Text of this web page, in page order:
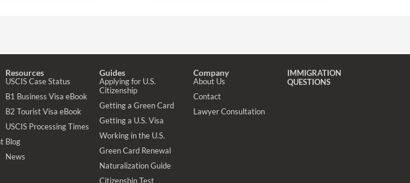
Resources
USCIS Case Status
B1 Business Visa eBook
B2 Tourist Visa eBook
USCIS Processing Times
Blog
News
Guides
Applying for U.S.
Citizenship
Getting a Green Card
Getting a U.S. Visa
Working in the U.S.
Green Card Renewal
Naturalization Guide
Citizenship Test
Company
About Us
Contact
Lawyer Consultation
IMMIGRATION
QUESTIONS